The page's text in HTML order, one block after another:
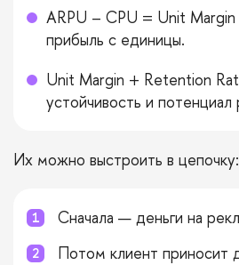
ARPU – CPU = Unit Margin
прибыль с единицы.
Unit Margin + Retention
устойчивость и потенциал
Их можно выстроить в цепочку:
Сначала — деньги на
Потом клиент приносит